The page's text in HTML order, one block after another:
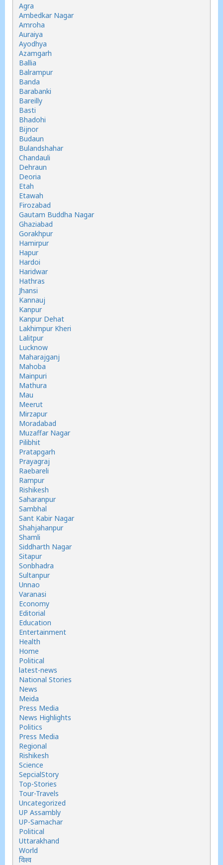
Agra
Ambedkar Nagar
Amroha
Auraiya
Ayodhya
Azamgarh
Ballia
Balrampur
Banda
Barabanki
Bareilly
Basti
Bhadohi
Bijnor
Budaun
Bulandshahar
Chandauli
Dehraun
Deoria
Etah
Etawah
Firozabad
Gautam Buddha Nagar
Ghaziabad
Gorakhpur
Hamirpur
Hapur
Hardoi
Haridwar
Hathras
Jhansi
Kannauj
Kanpur
Kanpur Dehat
Lakhimpur Kheri
Lalitpur
Lucknow
Maharajganj
Mahoba
Mainpuri
Mathura
Mau
Meerut
Mirzapur
Moradabad
Muzaffar Nagar
Pilibhit
Pratapgarh
Prayagraj
Raebareli
Rampur
Rishikesh
Saharanpur
Sambhal
Sant Kabir Nagar
Shahjahanpur
Shamli
Siddharth Nagar
Sitapur
Sonbhadra
Sultanpur
Unnao
Varanasi
Economy
Editorial
Education
Entertainment
Health
Home
Political
latest-news
National Stories
News
Meida
Press Media
News Highlights
Politics
Press Media
Regional
Rishikesh
Science
SepcialStory
Top-Stories
Tour-Travels
Uncategorized
UP Assambly
UP-Samachar
Political
Uttarakhand
World
विश्व